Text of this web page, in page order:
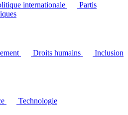
internationale
Partis
Droits humains
Inclusion
Technologie